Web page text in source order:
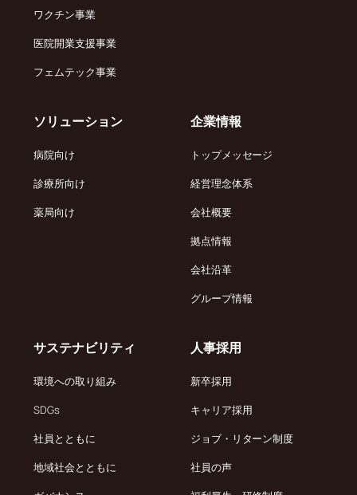
ワクチン事業
医院開業支援事業
フェムテック事業
ソリューション
病院向け
診療所向け
薬局向け
企業情報
トップメッセージ
経営理念体系
会社概要
拠点情報
会社沿革
グループ情報
サステナビリティ
環境への取り組み
SDGs
社員とともに
地域社会とともに
人事採用
新卒採用
キャリア採用
ジョブ・リターン制度
社員の声